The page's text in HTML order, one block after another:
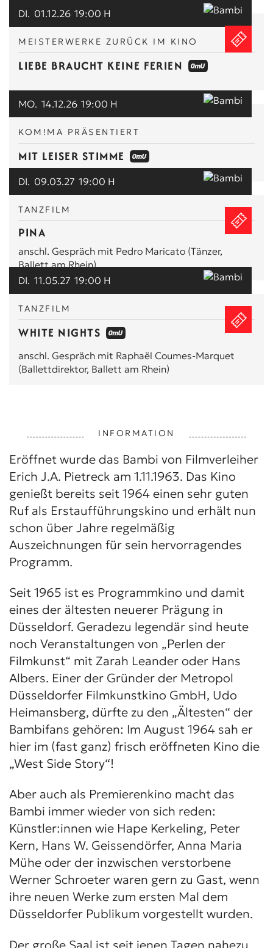
MEISTERWERKE ZURÜCK IM KINO
LIEBE BRAUCHT KEINE FERIEN
DI. 01.12.26 19:00 H
KOM!MA PRÄSENTIERT
MIT LEISER STIMME
MO. 14.12.26 19:00 H
TANZFILM
PINA
anschl. Gespräch mit Pedro Maricato (Tänzer,
Ballett am Rhein)
DI. 09.03.27 19:00 H
TANZFILM
WHITE NIGHTS
anschl. Gespräch mit Raphaël Coumes-Marquet
(Ballettdirektor, Ballett am Rhein)
DI. 11.05.27 19:00 H
INFORMATION
Eröffnet wurde das Bambi von Filmverleiher
Erich J.A. Pietreck am 1.11.1963. Das Kino
genießt bereits seit 1964 einen sehr guten
Ruf als Erstaufführungskino und erhält nun
schon über Jahre regelmäßig
Auszeichnungen für sein hervorragendes
Programm.
Seit 1965 ist es Programmkino und damit
eines der ältesten neuerer Prägung in
Düsseldorf. Geradezu legendär sind heute
noch Veranstaltungen von „Perlen der
Filmkunst“ mit Zarah Leander oder Hans
Albers. Einer der Gründer der Metropol
Düsseldorfer Filmkunstkino GmbH, Udo
Heimansberg, dürfte zu den „Ältesten“ der
Bambifans gehören: Im August 1964 sah er
hier im (fast ganz) frisch eröffneten Kino die
„West Side Story“!
Aber auch als Premierenkino macht das
Bambi immer wieder von sich reden:
Künstler:innen wie Hape Kerkeling, Peter
Kern, Hans W. Geissendörfer, Anna Maria
Mühe oder der inzwischen verstorbene
Werner Schroeter waren gern zu Gast, wenn
ihre neuen Werke zum ersten Mal dem
Düsseldorfer Publikum vorgestellt wurden.
Der große Saal ist seit jenen Tagen nahezu